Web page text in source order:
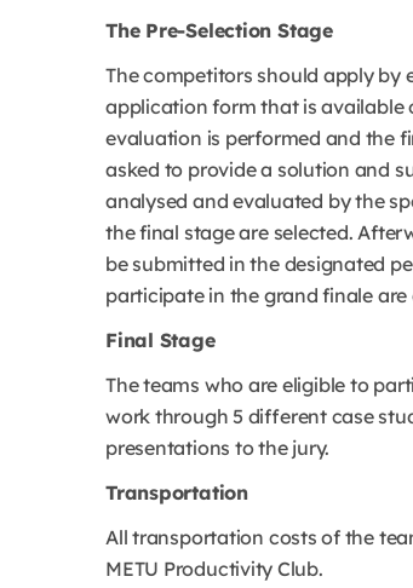
The Pre-Selection Stage
The competitors should apply by
application form that is available
evaluation is performed and the
asked to provide a solution and
analysed and evaluated by the
the final stage are selected.
be submitted in the designated
participate in the grand finale
Final Stage
The teams who are eligible to
work through 5 different case
presentations to the jury.
Transportation
All transportation costs of the
METU Productivity Club.